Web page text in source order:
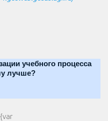
учебного процесса
лучше?